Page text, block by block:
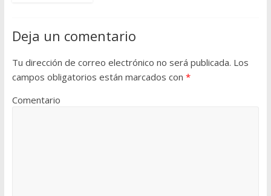
Deja un comentario
Tu dirección de correo electrónico no será publicada. Los
campos obligatorios están marcados con *
Comentario